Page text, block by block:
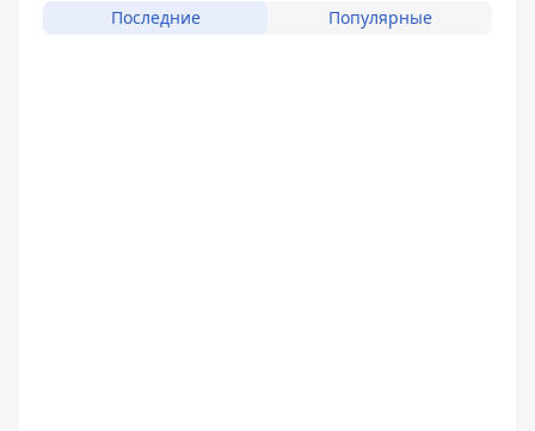
Последние Популярные